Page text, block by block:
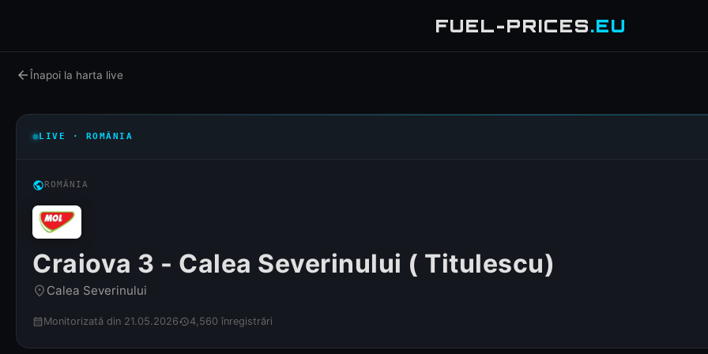
FUEL-PRICES.EU
arrow_backÎnapoi la harta live
LIVE · ROMÂNIA
publicROMÂNIA
Craiova 3 - Calea Severinului ( Titulescu)
place Calea Severinului
calendar_month Monitorizată din 21.05.2026history4,560 înregistrări